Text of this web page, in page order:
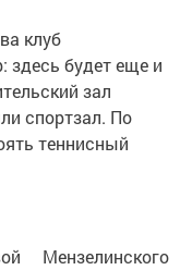
клуб
здесь будет еще и
зал
спортзал. По
теннисный
Мензелинского